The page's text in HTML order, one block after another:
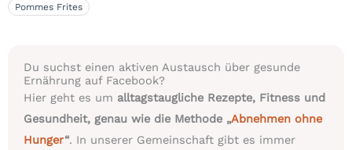
Pommes Frites
Du suchst einen aktiven Austausch über gesunde
Ernährung auf Facebook?
Hier geht es um alltagstaugliche Rezepte, Fitness und
Gesundheit, genau wie die Methode „Abnehmen ohne
Hunger“. In unserer Gemeinschaft gibt es immer